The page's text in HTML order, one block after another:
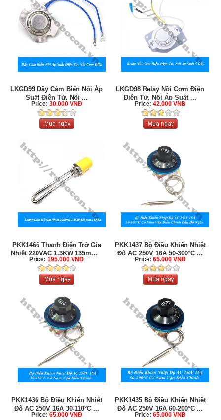
LKGD99 Dây Cảm Biến Nồi Áp
Suất Điện Tử, Nồi ...
Price: 30.000 VNĐ
LKGD98 Relay Nồi Cơm Điện
Điện Tử, Nồi Áp Suất ...
Price: 42.000 VNĐ
PKK1466 Thanh Điện Trở Gia
Nhiệt 220VAC 1.3KW 135mm 2
...
Price:195.000 VNĐ
PKK1437 Bộ Điều Khiển Nhiệt
Độ AC 250V 16A 50-300°C ...
Price: 65.000 VNĐ
PKK1436 Bộ Điều Khiển Nhiệt
Độ AC 250V 16A 30-110°C ...
Price: 65.000 VNĐ
PKK1435 Bộ Điều Khiển Nhiệt
Độ AC 250V 16A 60-200°C ...
Price: 65.000 VNĐ